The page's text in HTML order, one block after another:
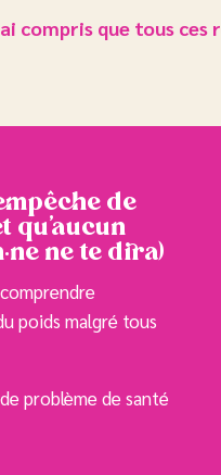
compris que tous ces
de
ne te dira)
poids malgré tous
problème de santé